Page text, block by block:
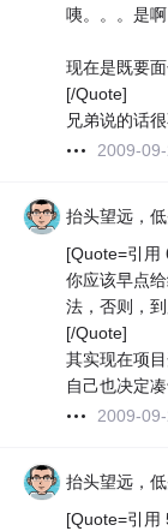
咦。。。是
现在是既要
[/Quote]
兄弟说的话
2009-
抬头望远，
[Quote=引用
你应该早点
法，否则，
[/Quote]
其实现在项
自己也决定
2009-
抬头望远，
[Quote=引用